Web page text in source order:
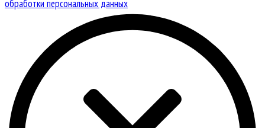
обработки персональных данных